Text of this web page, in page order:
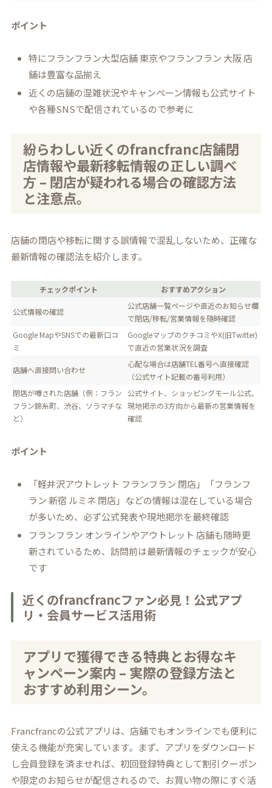
ポイント
特にフランフラン大型店舗 東京やフランフラン 大阪 店
舗は豊富な品揃え
近くの店舗の混雑状況やキャンペーン情報も公式サイト
や各種SNSで配信されているので参考に
紛らわしい近くのfrancfranc店舗閉
店情報や最新移転情報の正しい調べ
方 – 閉店が疑われる場合の確認方法
と注意点。
店舗の閉店や移転に関する誤情報で混乱しないため、正確な
最新情報の確認法を紹介します。
チェックポイント おすすめアクション
公式情報の確認
公式店舗一覧ページや直近のお知らせ欄
で閉店/移転/営業情報を随時確認
Google MapやSNSでの最新口コ
ミ
GoogleマップのクチコミやX(旧Twitter)
で直近の営業状況を調査
店舗へ直接問い合わせ
心配な場合は店舗TEL番号へ直接確認
（公式サイト記載の番号利用）
閉店が噂された店舗（例：フラン
フラン錦糸町、渋谷、ソラマチな
ど）
公式サイト、ショッピングモール公式、
現地掲示の3方向から最新の営業情報を
確認
ポイント
「軽井沢アウトレット フランフラン 閉店」「フランフ
ラン 新宿 ルミネ 閉店」などの情報は混在している場合
が多いため、必ず公式発表や現地掲示を最終確認
フランフラン オンラインやアウトレット 店舗も随時更
新されているため、訪問前は最新情報のチェックが安心
です
近くのfrancfrancファン必見！公式アプ
リ・会員サービス活用術
アプリで獲得できる特典とお得なキ
ャンペーン案内 – 実際の登録方法と
おすすめ利用シーン。
Francfrancの公式アプリは、店舗でもオンラインでも便利に
使える機能が充実しています。まず、アプリをダウンロード
し会員登録を済ませれば、初回登録特典として割引クーポン
や限定のお知らせが配信されるので、お買い物の際にすぐ活